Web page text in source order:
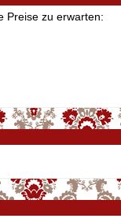
Preise zu erwarten: